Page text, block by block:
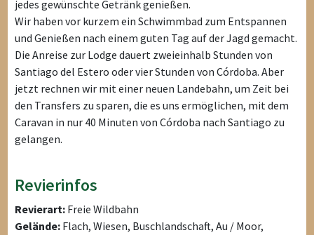
jedes gewünschte Getränk genießen.
Wir haben vor kurzem ein Schwimmbad zum Entspannen
und Genießen nach einem guten Tag auf der Jagd gemacht.
Die Anreise zur Lodge dauert zweieinhalb Stunden von
Santiago del Estero oder vier Stunden von Córdoba. Aber
jetzt rechnen wir mit einer neuen Landebahn, um Zeit bei
den Transfers zu sparen, die es uns ermöglichen, mit dem
Caravan in nur 40 Minuten von Córdoba nach Santiago zu
gelangen.
Revierinfos
Revierart: Freie Wildbahn
Gelände: Flach, Wiesen, Buschlandschaft, Au / Moor,